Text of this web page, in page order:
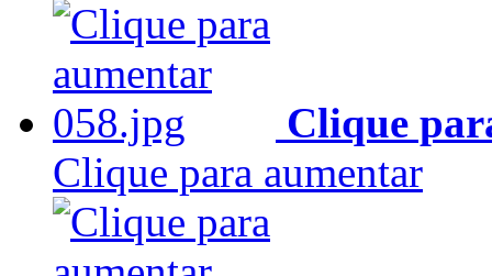
Clique
Clique para aumentar